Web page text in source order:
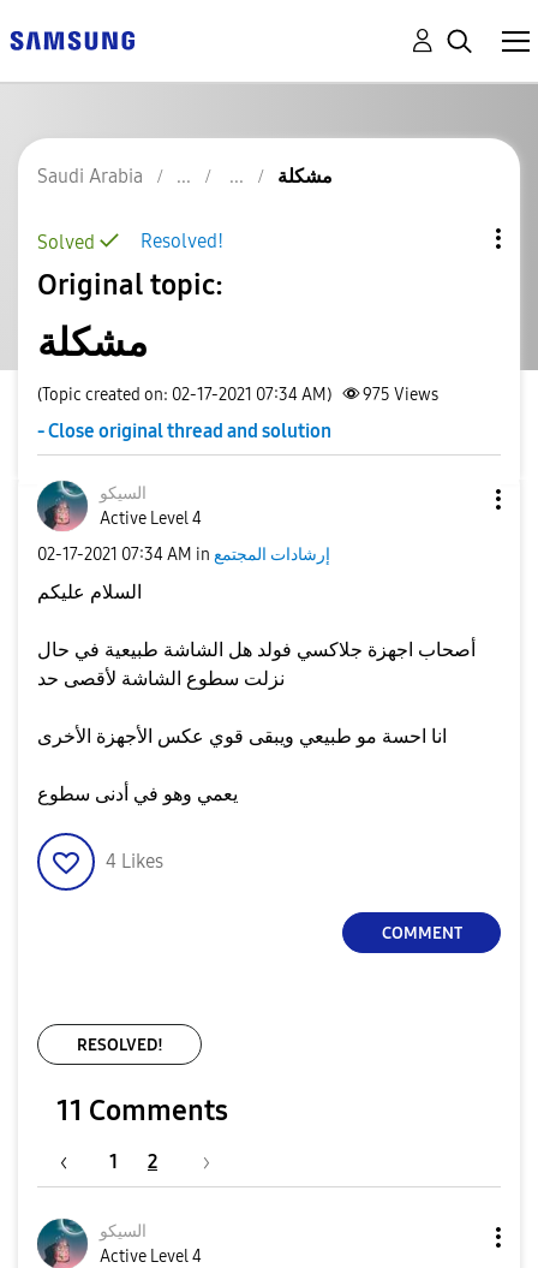
Saudi Arabia مشكلة
Resolved!
Solved
Original topic:
مشكلة
(Topic created on: 02-17-2021 07:34 AM) 975 Views
- Close original thread and solution
السيكو
Active Level 4
‎02-17-2021 07:34 AM in إرشادات المجتمع
أصحاب اجهزة جلاكسي فولد هل الشاشة طبيعية في حال
4 Likes
COMMENT
RESOLVED!
11 Comments
1 2
السيكو
Active Level 4